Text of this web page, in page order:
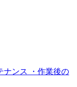
ナンス ・作業後の